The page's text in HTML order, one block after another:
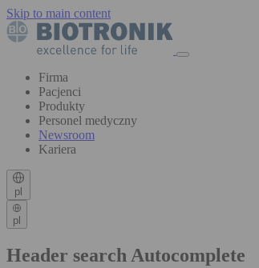
Skip to main content
Firma
Pacjenci
Produkty
Personel medyczny
Newsroom
Kariera
pl
pl
Header search Autocomplete